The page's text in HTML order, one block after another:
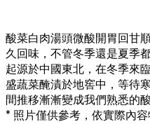
酸菜白肉湯頭微酸開胃回甘
久回味，不管冬季還是夏季
起源於中國東北，在冬季來
盛蔬菜醃漬於地窖中，等待
間推移漸漸變成我們熟悉的
* 照片僅供參考，依實際內